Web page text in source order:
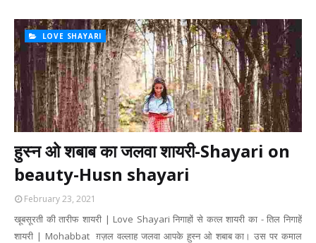
LOVE SHAYARI
हुस्न ओ शबाब का जलवा शायरी-Shayari on
beauty-Husn shayari
February 23, 2021
खूबसूरती की तारीफ शायरी | Love Shayari निगाहों से कत्ल शायरी का - तिल निगाहें
शायरी | Mohabbat ग़ज़ल वल्लाह जलवा आपके ह़ुस्न ओ शबाब का। उस पर कमाल